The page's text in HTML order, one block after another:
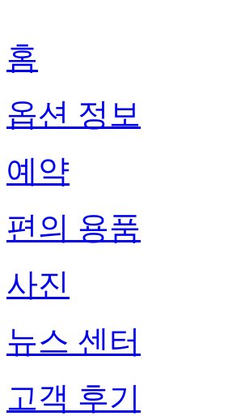
홈
옵션 정보
예약
편의 용품
사진
뉴스 센터
고객 후기